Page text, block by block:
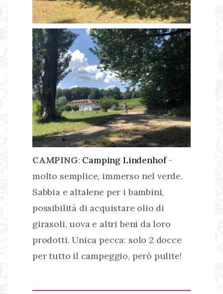
CAMPING: Camping Lindenhof-
molto semplice, immerso nel verde.
Sabbia e altalene per i bambini,
possibilità di acquistare olio di
girasoli, uova e altri beni da loro
prodotti. Unica pecca: solo 2 docce
per tutto il campeggio, però pulite!